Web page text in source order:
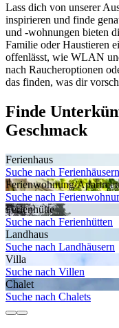
Lass dich von unserer
inspirieren und finde
und -wohnungen bieten
Familie oder Haustieren
offenlässt, wie WLAN
nach Raucheroptionen
das finden, was dir
Finde
Geschmack
Ferienhaus
Suche nach Ferienhäusern
Ferienwohnung/
Suche nach
Ferienhütte
Suche nach Ferienhütten
Landhaus
Suche nach Landhäusern
Villa
Suche nach Villen
Chalet
Suche nach Chalets